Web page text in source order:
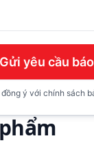
Gửi yêu cầu
ý với chính sách